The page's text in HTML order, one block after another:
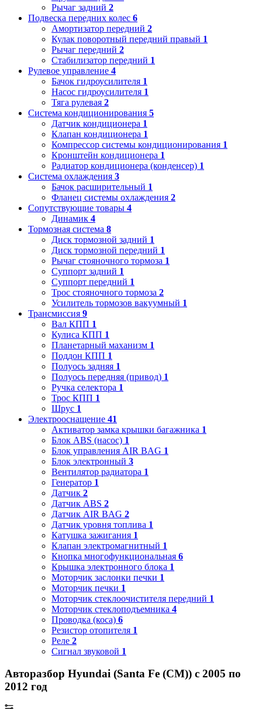
Рычаг задний 2
Подвеска передних колес 6
Амортизатор передний 2
Кулак поворотный передний правый 1
Рычаг передний 2
Стабилизатор передний 1
Рулевое управление 4
Бачок гидроусилителя 1
Насос гидроусилителя 1
Тяга рулевая 2
Система кондиционирования 5
Датчик кондиционера 1
Клапан кондиционера 1
Компрессор системы кондиционирования 1
Кронштейн кондиционера 1
Радиатор кондиционера (конденсер) 1
Система охлаждения 3
Бачок расширительный 1
Фланец системы охлаждения 2
Сопутствующие товары 4
Динамик 4
Тормозная система 8
Диск тормозной задний 1
Диск тормозной передний 1
Рычаг стояночного тормоза 1
Суппорт задний 1
Суппорт передний 1
Трос стояночного тормоза 2
Усилитель тормозов вакуумный 1
Трансмиссия 9
Вал КПП 1
Кулиса КПП 1
Планетарный маханизм 1
Поддон КПП 1
Полуось задняя 1
Полуось передняя (привод) 1
Ручка селектора 1
Трос КПП 1
Шрус 1
Электрооснащение 41
Активатор замка крышки багажника 1
Блок ABS (насос) 1
Блок управления AIR BAG 1
Блок электронный 3
Вентилятор радиатора 1
Генератор 1
Датчик 2
Датчик ABS 2
Датчик AIR BAG 2
Датчик уровня топлива 1
Катушка зажигания 1
Клапан электромагнитный 1
Кнопка многофункциональная 6
Крышка электронного блока 1
Моторчик заслонки печки 1
Моторчик печки 1
Моторчик стеклоочистителя передний 1
Моторчик стеклоподъемника 4
Проводка (коса) 6
Резистор отопителя 1
Реле 2
Сигнал звуковой 1
Авторазбор Hyundai (Santa Fe (CM)) с 2005 по
2012 год